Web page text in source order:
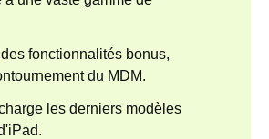
fonctionnalités bonus,
du MDM.
les derniers modèles